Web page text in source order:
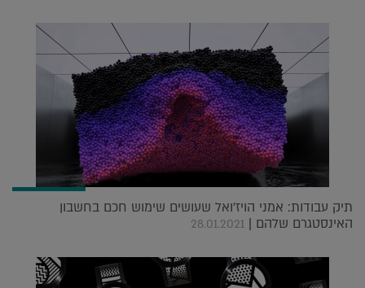
תיק עבודות: אמני הויז'ואל שעושים שימוש חכם בחשבון
האינסטגרם שלהם | 28.01.2021